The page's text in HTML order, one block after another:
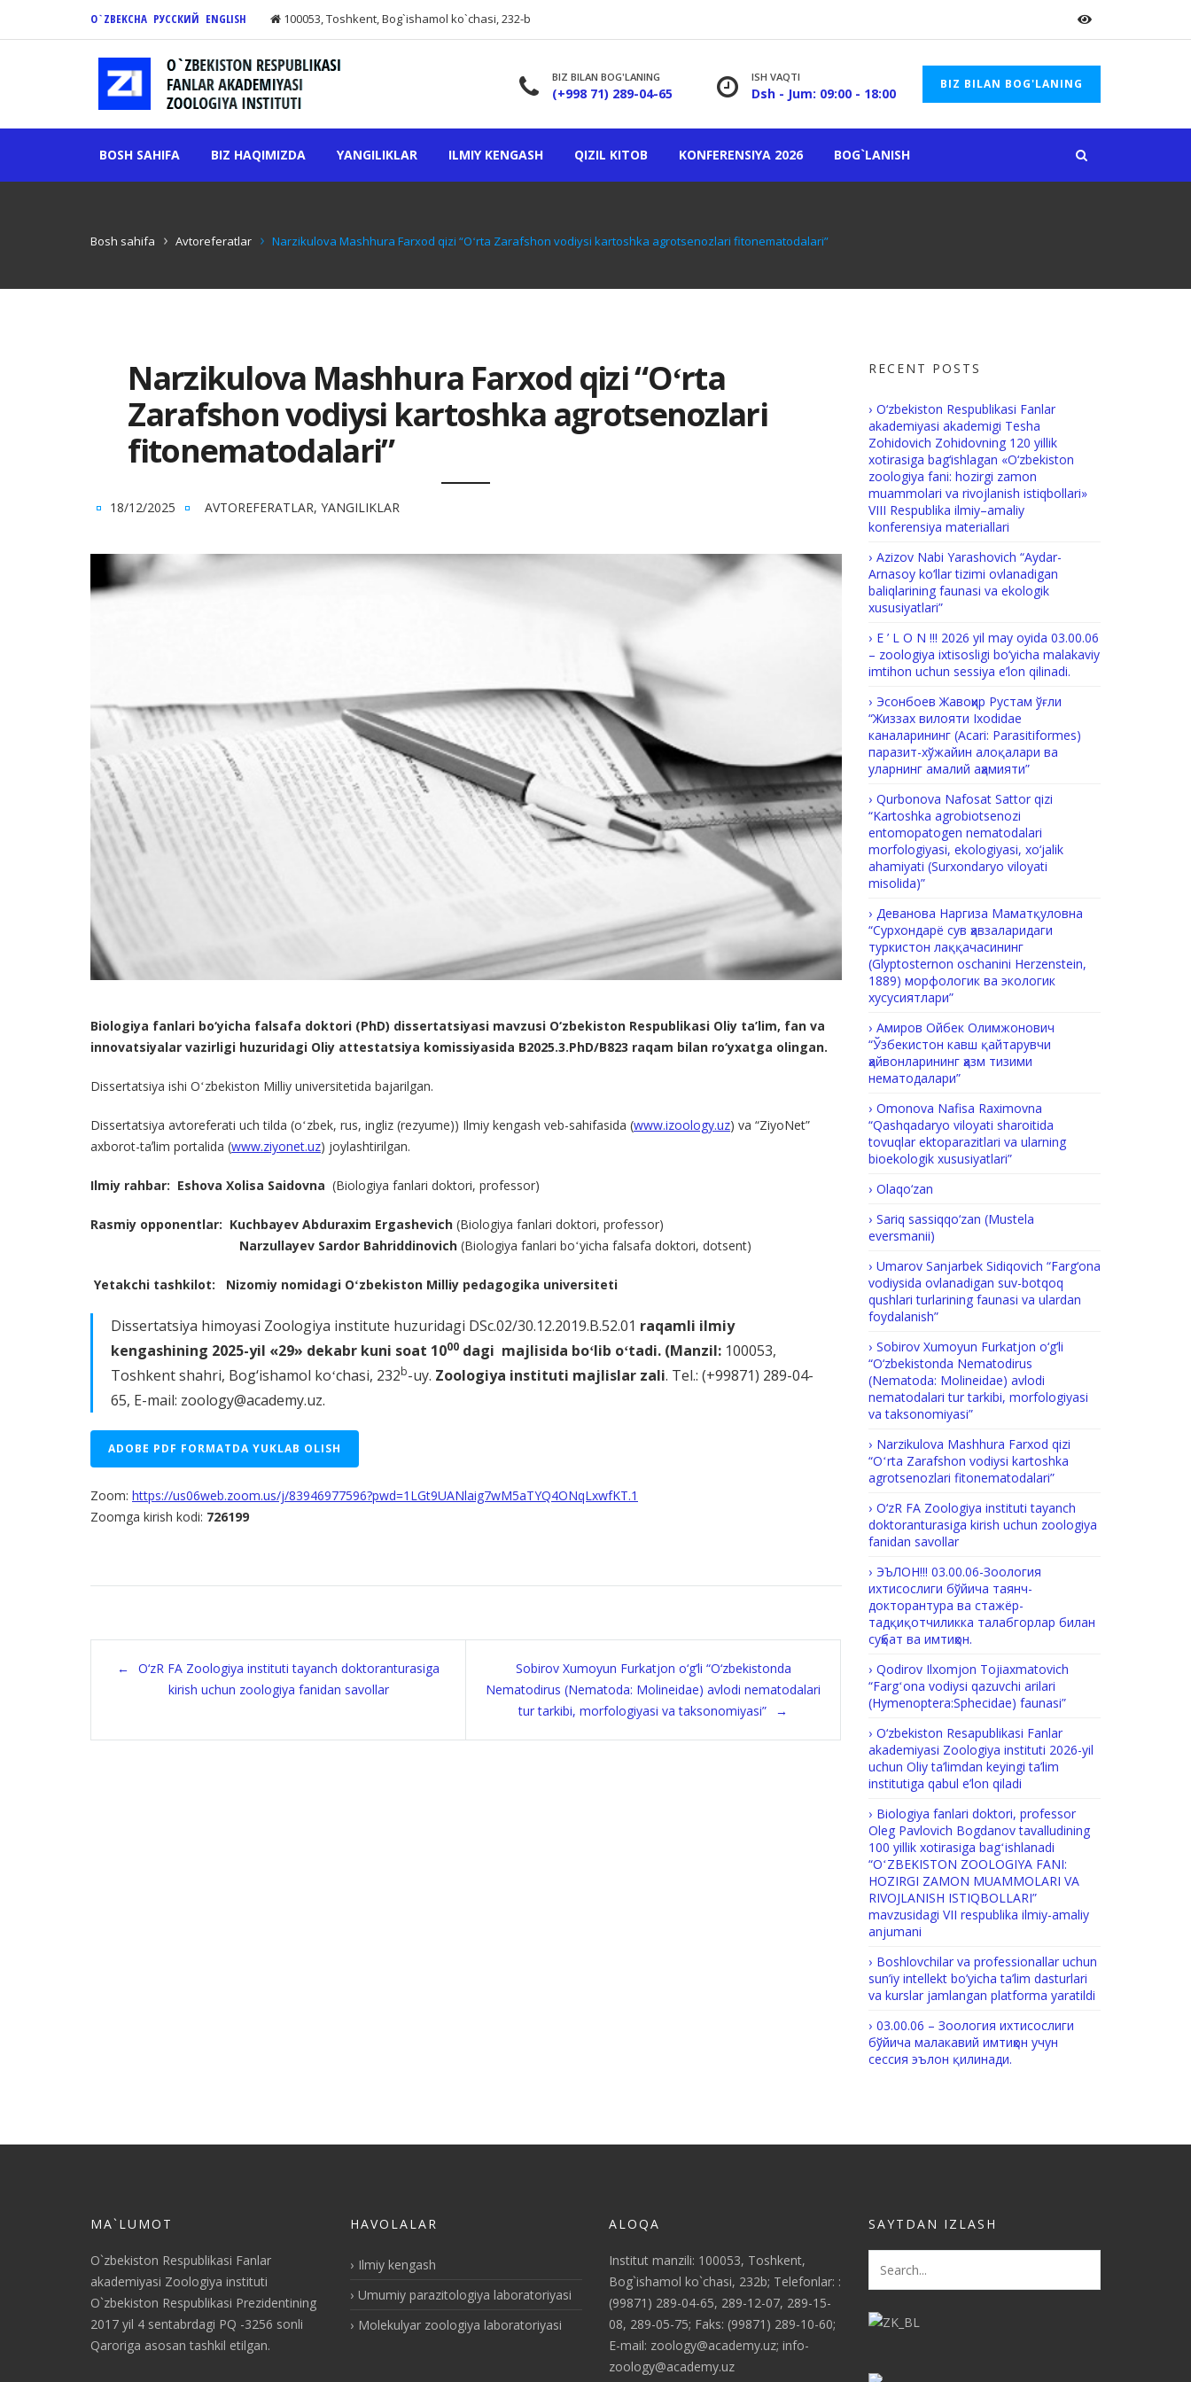
O`ZBEKCHA РУССКИЙ ENGLISH 100053, Toshkent, Bog`ishamol ko`chasi, 232-b
BIZ BILAN BOG'LANING
(+998 71) 289-04-65
ISH VAQTI
Dsh - Jum: 09:00 - 18:00
BIZ BILAN BOG'LANING
BOSH SAHIFA BIZ HAQIMIZDA YANGILIKLAR ILMIY KENGASH QIZIL KITOB KONFERENSIYA 2026 BOG`LANISH
Bosh sahifa Avtoreferatlar Nаrzikulova Маshhurа Fаrхоd qizi “Oʻrta Zarafshon vodiysi kartoshka agrotsenozlari fitonematodalari”
Nаrzikulova Маshhurа Fаrхоd qizi “Oʻrta
Zarafshon vodiysi kartoshka agrotsenozlari
fitonematodalari”
18/12/2025 AVTOREFERATLAR, YANGILIKLAR
Biologiya fanlari bo‘yicha falsafa doktori (PhD) dissertatsiyasi mavzusi O‘zbekiston Respublikasi Oliy ta’lim, fan va
innovatsiyalar vazirligi huzuridagi Oliy attestatsiya komissiyasida B2025.3.PhD/B823 raqam bilan ro‘yxatga olingan.
Dissertatsiya ishi Oʻzbekiston Milliy universitetida bajarilgan.
Dissertatsiya avtoreferati uch tilda (oʻzbek, rus, ingliz (rezyume)) Ilmiy kengash veb-sahifasida (www.izoology.uz) va “ZiyoNet”
axborot-taʼlim portalida (www.ziyonet.uz) joylashtirilgan.
Ilmiy rahbar: Eshova Xolisa Saidovna (Biologiya fanlari doktori, professor)
Rasmiy opponentlar: Kuchbayev Abduraxim Ergashevich (Biologiya fanlari doktori, professor)
Narzullayev Sardor Bahriddinovich (Biologiya fanlari boʻyicha falsafa doktori, dotsent)
Yetakchi tashkilot: Nizomiy nomidagi Oʻzbekiston Milliy pedagogika universiteti
Dissertatsiya himoyasi Zoologiya institute huzuridagi DSc.02/30.12.2019.B.52.01 raqamli ilmiy
kengashining 2025-yil «29» dekabr kuni soat 1000 dagi majlisida boʻlib oʻtadi. (Manzil: 100053,
Toshkent shahri, Bog‘ishamol koʻchasi, 232b-uy. Zoologiya instituti majlislar zali. Tel.: (+99871) 289-04-
65, E-mail: zoology@academy.uz.
ADOBE PDF FORMATDA YUKLAB OLISH
Zoom: https://us06web.zoom.us/j/83946977596?pwd=1LGt9UANlaig7wM5aTYQ4ONqLxwfKT.1
Zoomga kirish kodi: 726199
Post
navigation
O‘zR FA Zoologiya instituti tayanch doktoranturasiga
kirish uchun zoologiya fanidan savollar
Sobirov Xumoyun Furkatjon o‘g‘li “O‘zbekistonda
Nematodirus (Nematoda: Molineidae) avlodi nematodalari
tur tarkibi, morfologiyasi va taksonomiyasi”
RECENT POSTS
O‘zbekiston Respublikasi Fanlar
akademiyasi akademigi Tesha
Zohidovich Zohidovning 120 yillik
xotirasiga bag‘ishlagan «O‘zbekiston
zoologiya fani: hozirgi zamon
muammolari va rivojlanish istiqbollari»
VIII Respublika ilmiy–amaliy
konferensiya materiallari
Azizov Nabi Yarashovich “Aydar-
Arnasoy ko‘llar tizimi ovlanadigan
baliqlarining faunasi va ekologik
xususiyatlari”
E ’ L O N !!! 2026 yil may oyida 03.00.06
– zoologiya ixtisosligi bo‘yicha malakaviy
imtihon uchun sessiya e’lon qilinadi.
Эсонбоев Жавоҳир Рустам ўғли
“Жиззах вилояти Ixodidae
каналарининг (Acari: Parasitiformes)
паразит-хўжайин алоқалари ва
уларнинг амалий аҳамияти”
Qurbonova Nafosat Sattor qizi
“Kartoshka agrobiotsenozi
entomopatogen nematodalari
morfologiyasi, ekologiyasi, xo‘jalik
ahamiyati (Surxondaryo viloyati
misolida)”
Деванова Наргиза Маматқуловна
“Сурхондарё сув ҳавзаларидаги
туркистон лаққачасининг
(Glyptosternon oschanini Herzenstein,
1889) морфологик ва экологик
хусусиятлари”
Амиров Ойбек Олимжонович
“Ўзбекистон кавш қайтарувчи
ҳайвонларининг ҳазм тизими
нематодалари”
Omonova Nafisa Raximovna
“Qashqadaryo viloyati sharoitida
tovuqlar ektoparazitlari va ularning
bioekologik xususiyatlari”
Olaqo‘zan
Sariq sassiqqo‘zan (Mustela
eversmanii)
Umarov Sanjarbek Sidiqovich “Farg‘ona
vodiysida ovlanadigan suv-botqoq
qushlari turlarining faunasi va ulardan
foydalanish”
Sobirov Xumoyun Furkatjon o‘g‘li
“O‘zbekistonda Nematodirus
(Nematoda: Molineidae) avlodi
nematodalari tur tarkibi, morfologiyasi
va taksonomiyasi”
Nаrzikulova Маshhurа Fаrхоd qizi
“Oʻrta Zarafshon vodiysi kartoshka
agrotsenozlari fitonematodalari”
O‘zR FA Zoologiya instituti tayanch
doktoranturasiga kirish uchun zoologiya
fanidan savollar
ЭЪЛОН!!! 03.00.06-Зоология
ихтисослиги бўйича таянч-
докторантура ва стажёр-
тадқиқотчиликка талабгорлар билан
суҳбат ва имтиҳон.
Qodirov Ilxomjon Tojiaxmatovich
“Fargʻona vodiysi qazuvchi arilari
(Hymenoptera:Sphecidae) faunasi”
O‘zbekiston Resapublikasi Fanlar
akademiyasi Zoologiya instituti 2026-yil
uchun Oliy ta’limdan keyingi ta’lim
institutiga qabul e’lon qiladi
Biologiya fanlari doktori, professor
Oleg Pavlovich Bogdanov tavalludining
100 yillik xotirasiga bagʻishlanadi
“OʻZBEKISTON ZOOLOGIYA FANI:
HOZIRGI ZAMON MUAMMOLARI VA
RIVOJLANISH ISTIQBOLLARI”
mavzusidagi VII respublika ilmiy-amaliy
anjumani
Boshlovchilar va professionallar uchun
sun’iy intellekt bo’yicha ta’lim dasturlari
va kurslar jamlangan platforma yaratildi
03.00.06 – Зоология ихтисослиги
бўйича малакавий имтиҳон учун
сессия эълон қилинади.
MA`LUMOT
O`zbekiston Respublikasi Fanlar
akademiyasi Zoologiya instituti
O`zbekiston Respublikasi Prezidentining
2017 yil 4 sentabrdagi PQ -3256 sonli
Qaroriga asosan tashkil etilgan.
HAVOLALAR
Ilmiy kengash
Umumiy parazitologiya laboratoriyasi
Molekulyar zoologiya laboratoriyasi
ALOQA
Institut manzili: 100053, Toshkent,
Bog`ishamol ko`chasi, 232b; Telefonlar: :
(99871) 289-04-65, 289-12-07, 289-15-
08, 289-05-75; Faks: (99871) 289-10-60;
E-mail: zoology@academy.uz; info-
zoology@academy.uz
SAYTDAN IZLASH